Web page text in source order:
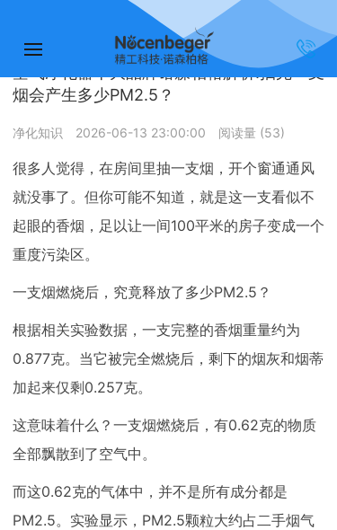
首页 >>净化知识
空气净化器十大品牌诺森柏格解析:抽完一支
烟会产生多少PM2.5？
净化知识 2026-06-13 23:00:00 阅读量 (53)
很多人觉得，在房间里抽一支烟，开个窗通通风
就没事了。但你可能不知道，就是这一支看似不
起眼的香烟，足以让一间100平米的房子变成一个
重度污染区。
一支烟燃烧后，究竟释放了多少PM2.5？
根据相关实验数据，一支完整的香烟重量约为
0.877克。当它被完全燃烧后，剩下的烟灰和烟蒂
加起来仅剩0.257克。
这意味着什么？一支烟燃烧后，有0.62克的物质
全部飘散到了空气中。
而这0.62克的气体中，并不是所有成分都是
PM2.5。实验显示，PM2.5颗粒大约占二手烟气